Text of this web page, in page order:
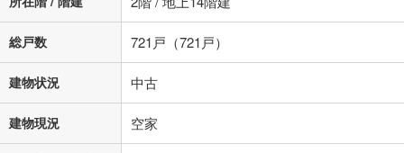
総戸数 721戸（721戸）
建物状況 中古
建物現況 空家